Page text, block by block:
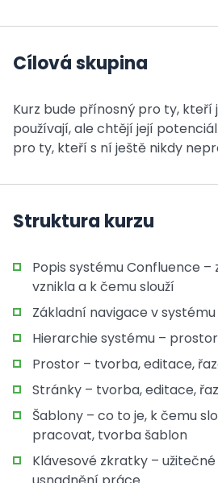
Cílová skupina
Kurz bude přínosný pro ty, kteří
používají, ale chtějí její
pro ty, kteří s ní ještě nikdy
Struktura kurzu
Popis systému Confluence –
vznikla a k čemu slouží
Základní navigace v systému
Hierarchie systému –
Prostor – tvorba, editace,
Stránky – tvorba, editace,
Šablony – co to je, k čemu
pracovat, tvorba šablon
Klávesové zkratky –